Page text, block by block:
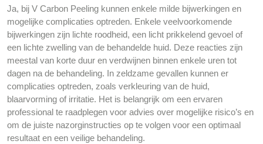
Ja, bij V Carbon Peeling kunnen enkele milde bijwerkingen en
mogelijke complicaties optreden. Enkele veelvoorkomende
bijwerkingen zijn lichte roodheid, een licht prikkelend gevoel of
een lichte zwelling van de behandelde huid. Deze reacties zijn
meestal van korte duur en verdwijnen binnen enkele uren tot
dagen na de behandeling. In zeldzame gevallen kunnen er
complicaties optreden, zoals verkleuring van de huid,
blaarvorming of irritatie. Het is belangrijk om een ervaren
professional te raadplegen voor advies over mogelijke risico’s en
om de juiste nazorginstructies op te volgen voor een optimaal
resultaat en een veilige behandeling.